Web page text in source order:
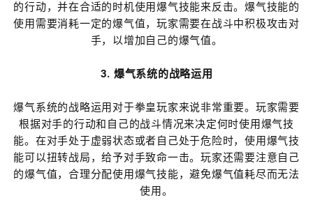
的行动，并在合适的时机使用爆气技能来反击。爆气技能的
使用需要消耗一定的爆气值，玩家需要在战斗中积极攻击对
手，以增加自己的爆气值。
3. 爆气系统的战略运用
爆气系统的战略运用对于拳皇玩家来说非常重要。玩家需要
根据对手的行动和自己的战斗情况来决定何时使用爆气技
能。在对手处于虚弱状态或者自己处于危险时，使用爆气技
能可以扭转战局，给予对手致命一击。玩家还需要注意自己
的爆气值，合理分配使用爆气技能，避免爆气值耗尽而无法
使用。